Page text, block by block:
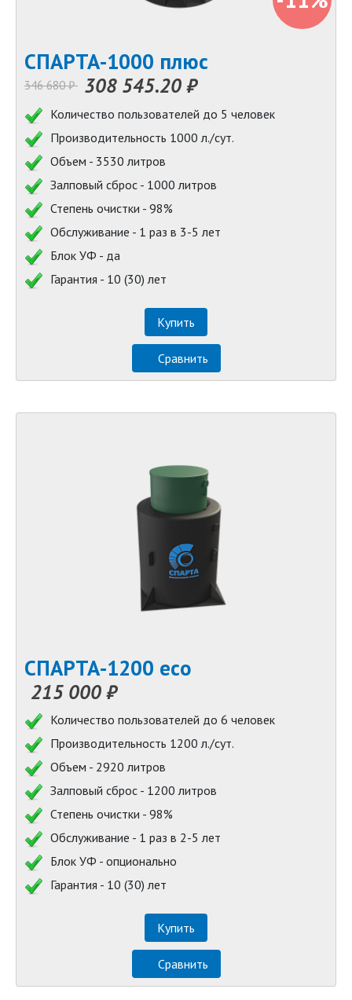
СПАРТА-1000 плюс
346 680 ₽ 308 545.20 ₽
Количество пользователей до 5 человек
Производительность 1000 л./сут.
Объем - 3530 литров
Залповый сброс - 1000 литров
Степень очистки - 98%
Обслуживание - 1 раз в 3-5 лет
Блок УФ - да
Гарантия - 10 (30) лет
Купить
Сравнить
СПАРТА-1200 eco
215 000 ₽
Количество пользователей до 6 человек
Производительность 1200 л./сут.
Объем - 2920 литров
Залповый сброс - 1200 литров
Степень очистки - 98%
Обслуживание - 1 раз в 2-5 лет
Блок УФ - опционально
Гарантия - 10 (30) лет
Купить
Сравнить